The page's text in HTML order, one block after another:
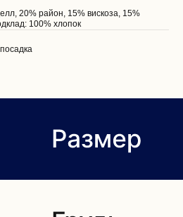
20% район, 15% вискоза, 15%
100% хлопок